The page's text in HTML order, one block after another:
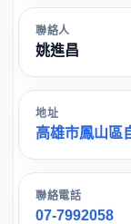
聯絡人
姚進昌
地址
高雄市鳳山區
聯絡電話
07-7992058